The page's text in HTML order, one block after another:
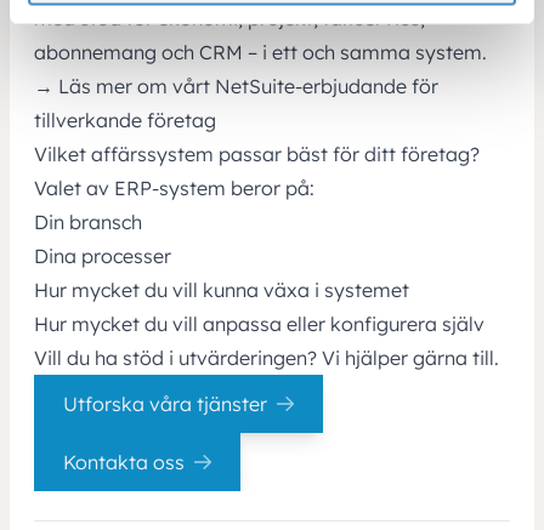
med stöd för ekonomi, projekt, fältservice,
abonnemang och CRM – i ett och samma system.
→ Läs mer om vårt NetSuite-erbjudande för
tillverkande företag
Vilket affärssystem passar bäst för ditt företag?
Valet av ERP-system beror på:
Din bransch
Dina processer
Hur mycket du vill kunna växa i systemet
Hur mycket du vill anpassa eller konfigurera själv
Vill du ha stöd i utvärderingen? Vi hjälper gärna till.
Utforska våra tjänster
Kontakta oss